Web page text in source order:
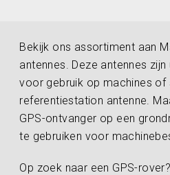
Bekijk ons assortiment aan
antennes. Deze antennes
voor gebruik op machines of
referentiestation antenne.
GPS-ontvanger op een
te gebruiken voor
Op zoek naar een GPS-rover?